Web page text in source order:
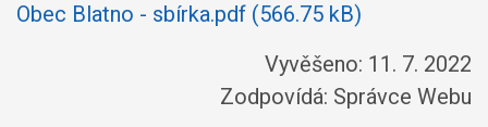
Obec Blatno - sbírka.pdf (566.75 kB)
Vyvěšeno: 11. 7. 2022
Zodpovídá: Správce Webu